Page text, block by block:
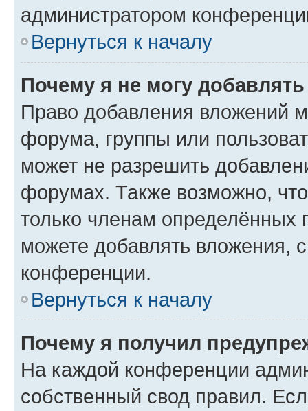
администратором
Вернуться к началу
Почему я не могу
Право добавления вложений
форума, группы или
может не разрешить
форумах. Также возможно,
только членам определённых
можете добавлять вложения,
конференции.
Вернуться к началу
Почему я получил
На каждой конференции
собственный свод правил.